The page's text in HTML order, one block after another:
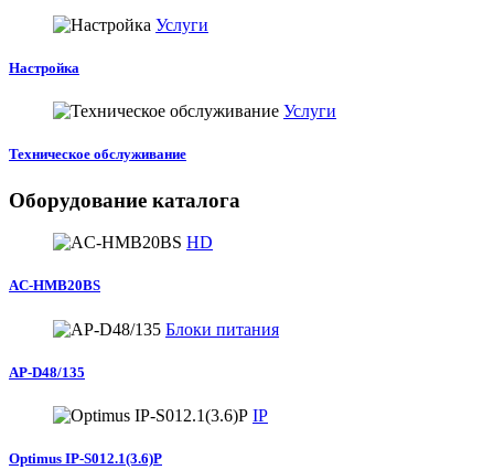
Услуги
Настройка
Услуги
Техническое обслуживание
Оборудование каталога
HD
AC-HMB20BS
Блоки питания
AP-D48/135
IP
Optimus IP-S012.1(3.6)P